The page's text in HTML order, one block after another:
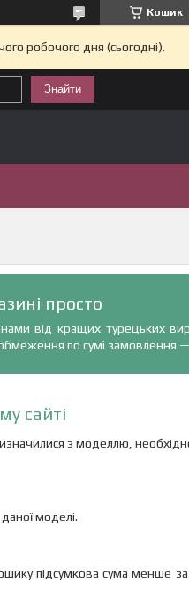
Кошик
робочого дня (сьогодні).
Знайти
просто
від кращих турецьких
по сумі замовлення —
сайті
з моделлю,
моделі.
підсумкова сума менше